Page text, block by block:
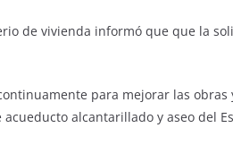
de vivienda informó que que la
para mejorar las
alcantarillado y aseo del